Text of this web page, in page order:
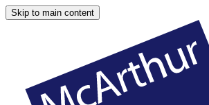
Skip to main content